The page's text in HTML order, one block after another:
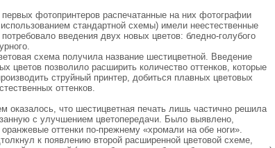
фотопринтеров распечатанные на них фотографии
стандартной схемы) имели неестественные
введения двух новых цветов: бледно-голубого
схема получила название шестицветной. Введение
цветов позволило расширить количество оттенков, которые
струйный принтер, добиться плавных цветовых
оттенков.
оказалось, что шестицветная печать лишь частично решила
с улучшением цветопередачи. Было выявлено,
оттенки по-прежнему «хромалина обе ноги».
к появлению второй расширенной цветовой схеме,